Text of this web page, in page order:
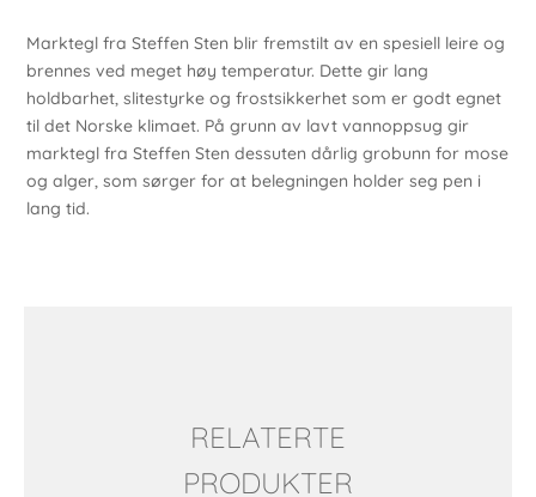
Marktegl fra Steffen Sten blir fremstilt av en spesiell leire og
brennes ved meget høy temperatur. Dette gir lang
holdbarhet, slitestyrke og frostsikkerhet som er godt egnet
til det Norske klimaet. På grunn av lavt vannoppsug gir
marktegl fra Steffen Sten dessuten dårlig grobunn for mose
og alger, som sørger for at belegningen holder seg pen i
lang tid.
RELATERTE
PRODUKTER